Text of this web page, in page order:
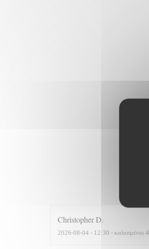
ChristopherD
2026-08-04 - 12:30 - καλεσμένοι 4